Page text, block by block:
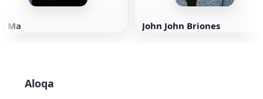
Ma John John Briones
Aloqa